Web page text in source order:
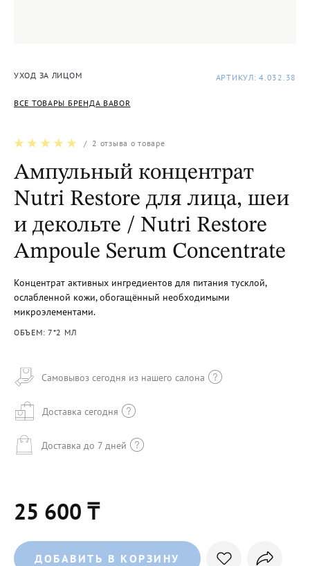
УХОД ЗА ЛИЦОМ
ВСЕ ТОВАРЫ БРЕНДА BABOR
АРТИКУЛ: 4.032.38
/ 2 отзыва о товаре
Ампульный концентрат
Nutri Restore для лица, шеи
и декольте / Nutri Restore
Ampoule Serum Concentrate
Концентрат активных ингредиентов для питания тусклой,
ослабленной кожи, обогащённый необходимыми
микроэлементами.
ОБЪЕМ: 7*2 МЛ
Самовывоз сегодня из нашего салона
Доставка сегодня
Доставка до 7 дней
25 600 ₸
ДОБАВИТЬ В КОРЗИНУ